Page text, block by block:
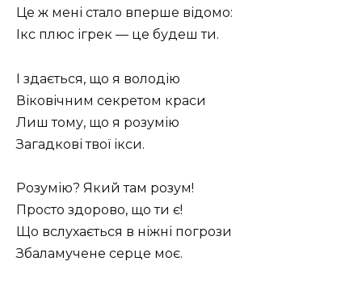
Це ж мені стало вперше відомо:
Ікс плюс ігрек — це будеш ти.
І здається, що я володію
Віковічним секретом краси
Лиш тому, що я розумію
Загадкові твої ікси.
Розумію? Який там розум!
Просто здорово, що ти є!
Що вслухається в ніжні погрози
Збаламучене серце моє.